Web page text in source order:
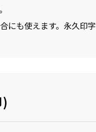
も使えます。永久印字